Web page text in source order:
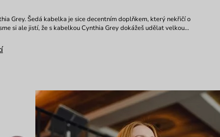
Grey. Šedá kabelka je sice decentním doplňkem, který nekřičí o
si ale jistí, že s kabelkou Cynthia Grey dokážeš udělat velkou…